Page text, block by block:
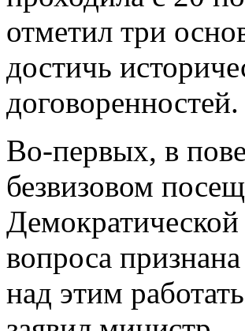
отметил три
достичь
договоренностей.
Во-первых, в
безвизовом
вопроса
над этим